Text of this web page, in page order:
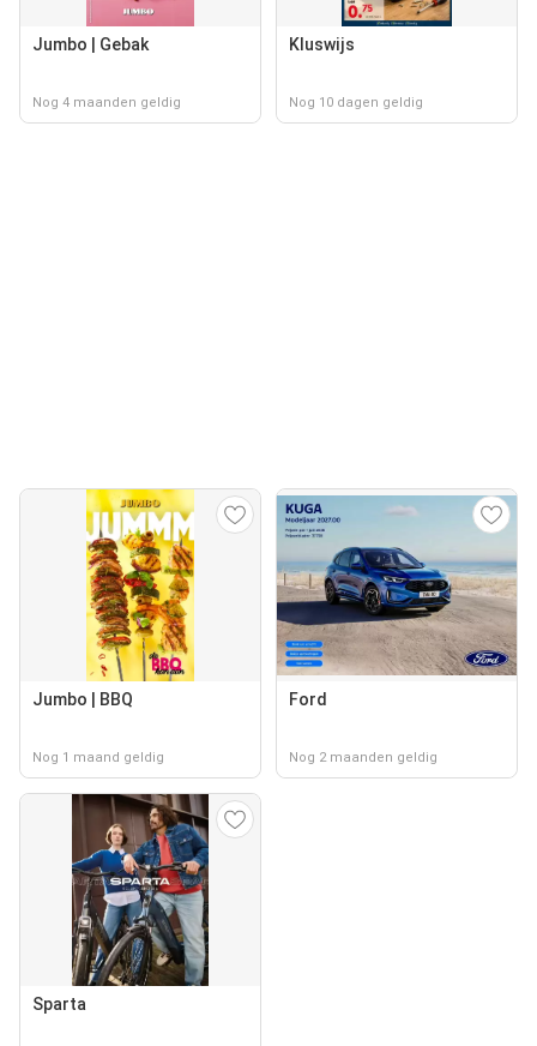
Jumbo | Gebak
Nog 4 maanden geldig
Kluswijs
Nog 10 dagen geldig
Jumbo | BBQ
Nog 1 maand geldig
Ford
Nog 2 maanden geldig
Sparta